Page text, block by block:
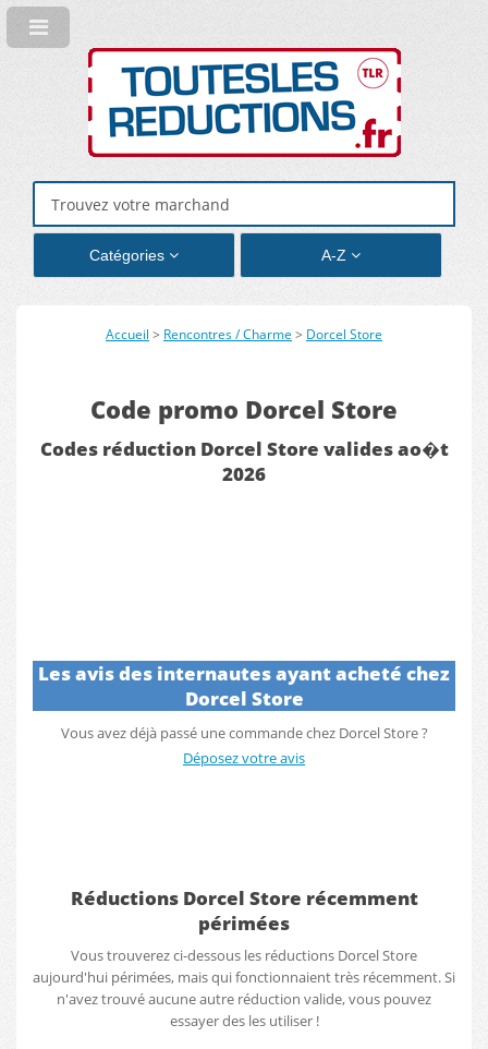
Catégories A-Z
Accueil > Rencontres / Charme > Dorcel Store
Code promo Dorcel Store
Codes réduction Dorcel Store valides ao�t
2026
Les avis des internautes ayant acheté chez
Dorcel Store
Vous avez déjà passé une commande chez Dorcel Store ?
Déposez votre avis
Réductions Dorcel Store récemment
périmées
Vous trouverez ci-dessous les réductions Dorcel Store
aujourd'hui périmées, mais qui fonctionnaient très récemment. Si
n'avez trouvé aucune autre réduction valide, vous pouvez
essayer des les utiliser !